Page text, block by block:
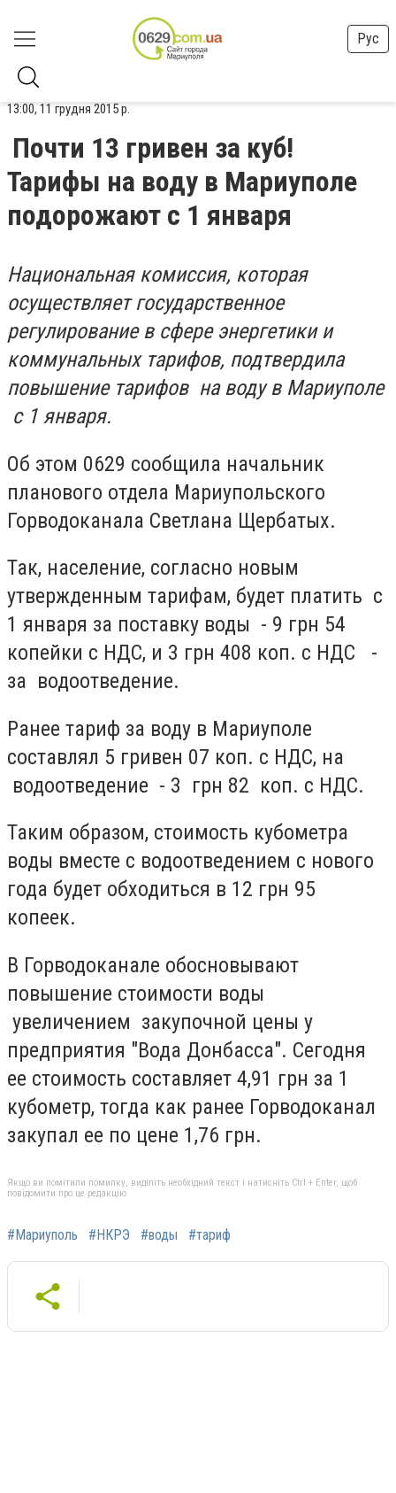
Рус
13:00, 11 грудня 2015 р.
Почти 13 гривен за куб!
Тарифы на воду в Мариуполе
подорожают с 1 января
Национальная комиссия, которая
осуществляет государственное
регулирование в сфере энергетики и
коммунальных тарифов, подтвердила
повышение тарифов на воду в Мариуполе
с 1 января.
Об этом 0629 сообщила начальник
планового отдела Мариупольского
Горводоканала Светлана Щербатых.
Так, население, согласно новым
утвержденным тарифам, будет платить с
1 января за поставку воды - 9 грн 54
копейки с НДС, и 3 грн 408 коп. с НДС -
за водоотведение.
Ранее тариф за воду в Мариуполе
составлял 5 гривен 07 коп. с НДС, на
водоотведение - 3 грн 82 коп. с НДС.
Таким образом, стоимость кубометра
воды вместе с водоотведением с нового
года будет обходиться в 12 грн 95
копеек.
В Горводоканале обосновывают
повышение стоимости воды
увеличением закупочной цены у
предприятия "Вода Донбасса". Сегодня
ее стоимость составляет 4,91 грн за 1
кубометр, тогда как ранее Горводоканал
закупал ее по цене 1,76 грн.
Якщо ви помітили помилку, виділіть необхідний текст і натисніть Ctrl + Enter, щоб
повідомити про це редакцію
#Мариуполь #НКРЭ #воды #тариф